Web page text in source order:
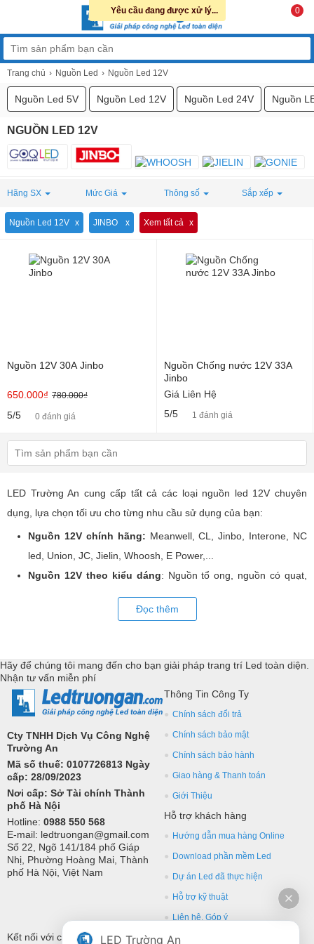
0
Trang chủ Nguồn Led Nguồn Led 12V
Nguồn Led 5V Nguồn Led 12V Nguồn Led 24V Nguồn
NGUỒN LED 12V
Hãng SX Mức Giá Thông số Sắp xếp
Nguồn Led 12V JINBO Xem tất cả
Nguồn 12V 30A Jinbo
650.000₫ 780.000₫
5/5 0 đánh giá
Nguồn Chống nước 12V 33A
Jinbo
Giá Liên Hệ
5/5
1 đánh giá
LED Trường An cung cấp tất cả các loại nguồn led 12V chuyên
dụng, lựa chọn tối ưu cho từng nhu cầu sử dụng của bạn:
Nguồn 12V chính hãng: Meanwell, CL, Jinbo, Interone, NC
led, Union, JC, Jielin, Whoosh, E Power,...
Nguồn 12V theo kiểu dáng: Nguồn tổ ong, nguồn có quạt,
nguồn chống mưa, nguồn chống nước, nguồn đũa, nguồn siêu
mỏng, nguồn dài, nguồn adaptor, ...
trí ngoài trời, đèn tranh điện,... Đồng hành, hỗ trợ kỹ thuật triển
khai các giải pháp công nghệ led toàn diện.
Đọc thêm
Hãy để chúng tôi mang đến cho bạn giải pháp trang trí Led toàn diện.
Nhận tư vấn miễn phí
Cty TNHH Dịch Vụ Công Nghệ
Trường An
Mã số thuế: 0107726813 Ngày
cấp: 28/09/2023
Nơi cấp: Sở Tài chính Thành
phố Hà Nội
Hotline: 0988 550 568
E-mail: ledtruongan@gmail.com
Số 22, Ngõ 141/184 phố Giáp
Nhị, Phường Hoàng Mai, Thành
phố Hà Nội, Việt Nam
Thông Tin Công Ty
Chính sách đổi trả
Chính sách bảo mật
Chính sách bảo hành
Giao hàng & Thanh toán
Giới Thiệu
Hỗ trợ khách hàng
Hướng dẫn mua hàng Online
Download phần mềm Led
Dự án Led đã thực hiện
Hỗ trợ kỹ thuật
Liên hệ, Góp ý
Kết nối với chúng tôi
Yêu cầu đang được xử lý...
LED Trường An